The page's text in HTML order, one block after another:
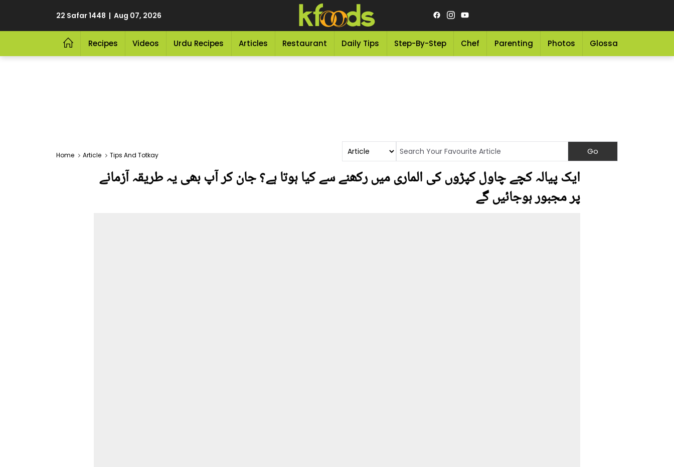
22 Safar 1448 | Aug 07, 2026
Recipes Videos Urdu Recipes Articles Restaurant Daily Tips Step-By-Step Chef Parenting Photos Glossary
Home Article Tips And Totkay
ایک پیالہ کچے چاول کپڑوں کی الماری میں رکھنے سے کیا ہوتا ہے؟ جان کر آپ بھی یہ طریقہ آزمانے
پر مجبور ہوجائیں گے